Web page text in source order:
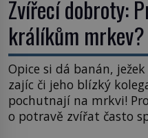
Zvířecí dobroty:
králíkům mrkev?
Opice si dá banán,
zajíc či jeho blízký
pochutnají na mrkvi!
o potravě zvířat často